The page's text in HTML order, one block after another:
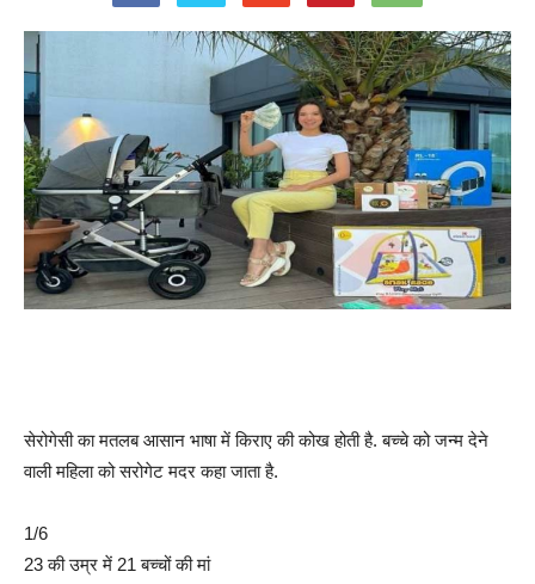
सेरोगेसी का मतलब आसान भाषा में किराए की कोख होती है. बच्चे को जन्म देने
वाली महिला को सरोगेट मदर कहा जाता है.
1/6
23 की उम्र में 21 बच्चों की मां